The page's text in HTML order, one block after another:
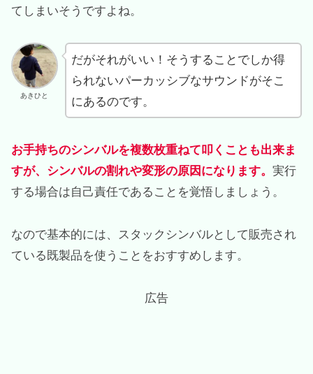
てしまいそうですよね。
あきひと
だがそれがいい！そうすることでしか得
られないパーカッシブなサウンドがそこ
にあるのです。
お手持ちのシンバルを複数枚重ねて叩くことも出来ま
すが、シンバルの割れや変形の原因になります。 実行
する場合は自己責任であることを覚悟しましょう。
なので基本的には、スタックシンバルとして販売され
ている既製品を使うことをおすすめします。
広告